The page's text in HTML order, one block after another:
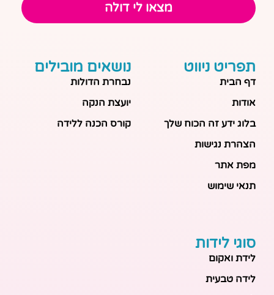
מצאו לי דולה
תפריט ניווט
דף הבית
אודות
בלוג ידע זה הכוח שלך
הצהרת נגישות
מפת אתר
תנאי שימוש
נושאים מובילים
נבחרת הדולות
יועצת הנקה
קורס הכנה ללידה
סוגי לידות
לידת ואקום
לידה טבעית